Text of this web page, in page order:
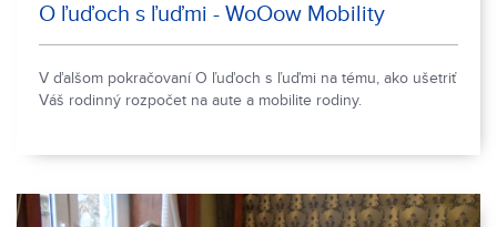
O ľuďoch s ľuďmi - WoOow Mobility
V ďalšom pokračovaní O ľuďoch s ľuďmi na tému, ako ušetriť
Váš rodinný rozpočet na aute a mobilite rodiny.